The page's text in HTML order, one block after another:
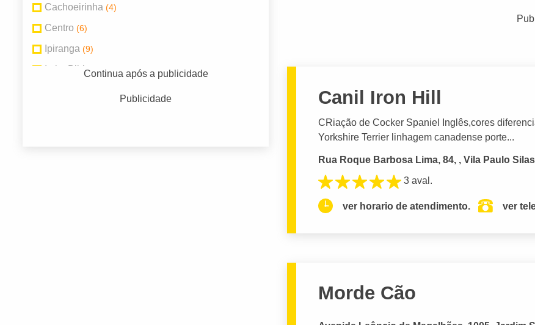
Cachoeirinha (4)
Centro (6)
Ipiranga (9)
Itaim Bibi(5)
Continua após a publicidade
Publicidade Canil Iron Hill
CRiação de Cocker Spaniel Inglês,cores
Yorkshire Terrier linhagem canadense porte...
Rua Roque Barbosa Lima, 84, , Vila Paulo
3 aval.
ver horario de atendimento. ver
Morde Cão